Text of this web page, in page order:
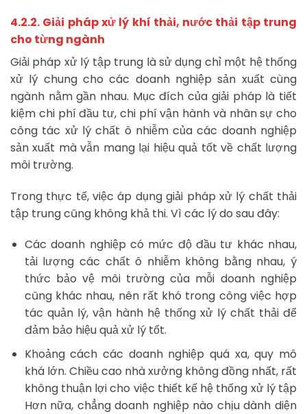
4.2.2. Giải pháp xử lý khí thải, nước thải tập trung
cho từng ngành
Giải pháp xử lý tập trung là sử dụng chỉ một hệ thống
xử lý chung cho các doanh nghiệp sản xuất cùng
ngành nằm gần nhau. Mục đích của giải pháp là tiết
kiệm chi phí đầu tư, chi phí vận hành và nhân sự cho
công tác xử lý chất ô nhiễm của các doanh nghiệp
sản xuất mà vẫn mang lại hiệu quả tốt về chất lượng
môi trường.
Trong thực tế, việc áp dụng giải pháp xử lý chất thải
tập trung cũng không khả thi. Vì các lý do sau đây:
Các doanh nghiệp có mức độ đầu tư khác nhau,
tải lượng các chất ô nhiễm không bằng nhau, ý
thức bảo vệ môi trường của mỗi doanh nghiệp
cũng khác nhau, nên rất khó trong công việc hợp
tác quản lý, vận hành hệ thống xử lý chất thải để
đảm bảo hiệu quả xử lý tốt.
Khoảng cách các doanh nghiệp quá xa, quy mô
khá lớn. Chiều cao nhà xưởng không đồng nhất, rất
không thuận lợi cho việc thiết kế hệ thống xử lý tập
Hơn nữa, chẳng doanh nghiệp nào chịu dành diện